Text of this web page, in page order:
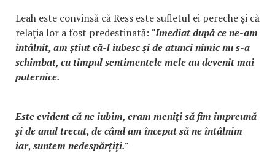
Leah este convinsă că Ress este sufletul ei pereche şi că
relaţia lor a fost predestinată: "Imediat după ce ne-am
întâlnit, am ştiut că-l iubesc şi de atunci nimic nu s-a
schimbat, cu timpul sentimentele mele au devenit mai
puternice.
Este evident că ne iubim, eram meniţi să fim împreună
şi de anul trecut, de când am început să ne întâlnim
iar, suntem nedespărţiţi."